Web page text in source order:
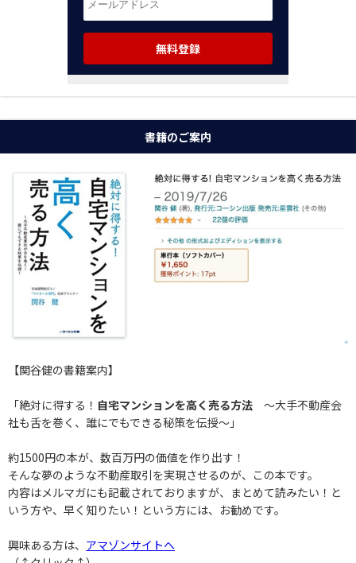
書籍のご案内
【関谷健の書籍案内】
「絶対に得する！ 自宅マンションを高く売る方法 〜大手不動産会
社も舌を巻く、誰にでもできる秘策を伝授〜」
約1500円の本が、数百万円の価値を作り出す！
そんな夢のような不動産取引を実現させるのが、この本です。
内容はメルマガにも記載されておりますが、まとめて読みたい！と
いう方や、早く知りたい！という方には、お勧めです。
興味ある方は、 アマゾンサイトへ